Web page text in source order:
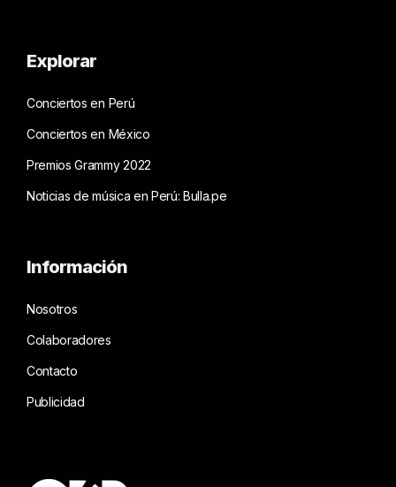
Explorar
Conciertos en Perú
Conciertos en México
Premios Grammy 2022
Noticias de música en Perú: Bulla.pe
Información
Nosotros
Colaboradores
Contacto
Publicidad